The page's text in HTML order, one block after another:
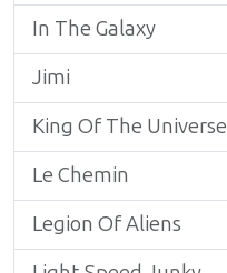
In The Galaxy
Jimi
King Of The Universe
Le Chemin
Legion Of Aliens